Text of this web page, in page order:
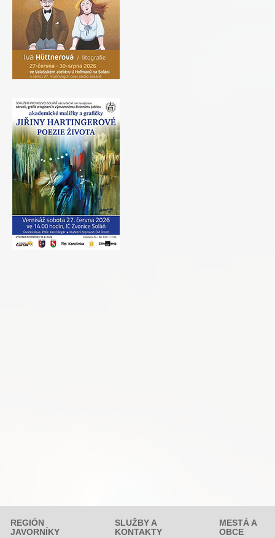
REGIÓN
JAVORNÍKY
SLUŽBY A
KONTAKTY
MESTÁ A
OBCE